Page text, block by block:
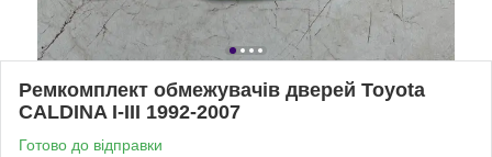
Ремкомплект обмежувачів дверей Toyota
CALDINA I-III 1992-2007
Готово до відправки